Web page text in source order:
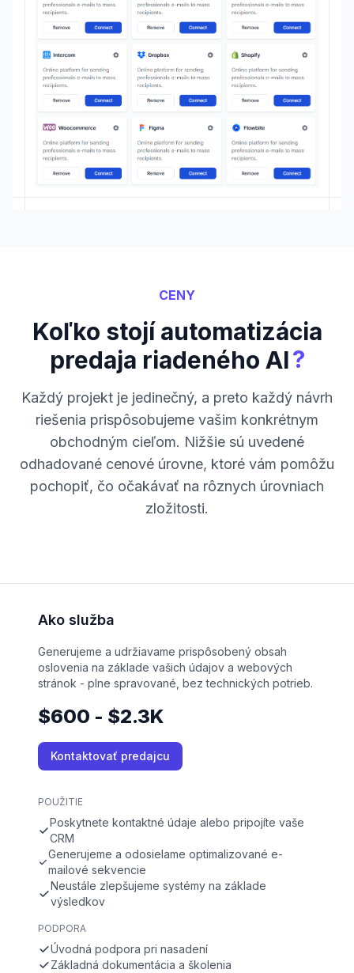
CENY
Koľko stojí automatizácia
predaja riadeného AI?
Každý projekt je jedinečný, a preto každý návrh
riešenia prispôsobujeme vašim konkrétnym
obchodným cieľom. Nižšie sú uvedené
odhadované cenové úrovne, ktoré vám pomôžu
pochopiť, čo očakávať na rôznych úrovniach
zložitosti.
Ako služba
Generujeme a udržiavame prispôsobený obsah
oslovenia na základe vašich údajov a webových
stránok - plne spravované, bez technických potrieb.
$600 - $2.3K
Kontaktovať predajcu
POUŽITIE
Poskytnete kontaktné údaje alebo pripojíte vaše
CRM
Generujeme a odosielame optimalizované e-
mailové sekvencie
Neustále zlepšujeme systémy na základe
výsledkov
PODPORA
Úvodná podpora pri nasadení
Základná dokumentácia a školenia